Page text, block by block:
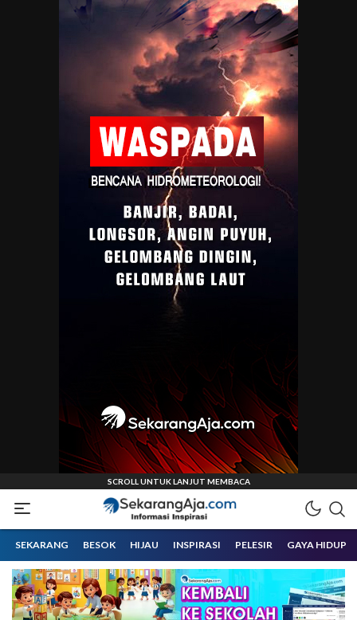
Sekarangaja
Informasi Inspirasi Malang Raya
SEKARANG BESOK HIJAU INSPIRASI PELESIR GAYA HIDUP